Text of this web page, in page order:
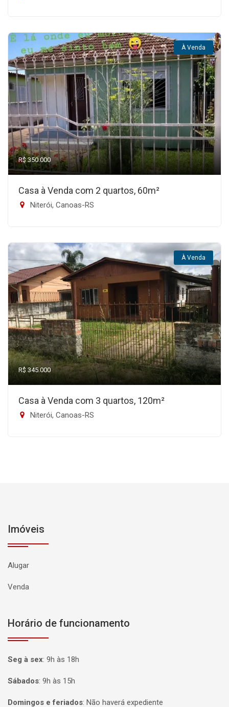
À Venda
R$ 350.000
Casa à Venda com 2 quartos, 60m²
Niterói, Canoas-RS
À Venda
R$ 345.000
Casa à Venda com 3 quartos, 120m²
Niterói, Canoas-RS
Imóveis
Alugar
Venda
Horário de funcionamento
Seg à sex: 9h às 18h
Sábados: 9h às 15h
Domingos e feriados: Não haverá expediente